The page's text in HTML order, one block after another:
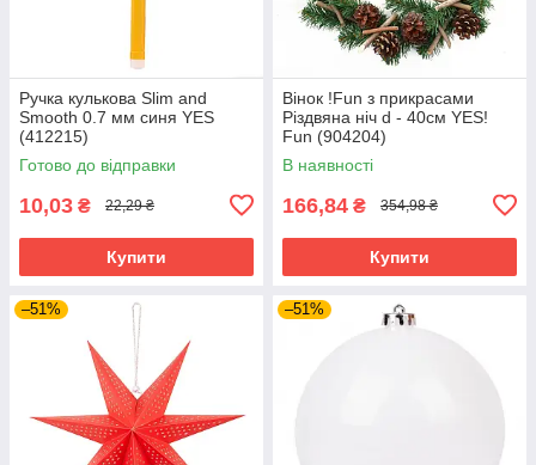
Ручка кулькова Slim and
Smooth 0.7 мм синя YES
(412215)
Готово до відправки
10,03 ₴ 22,29 ₴
Купити
Вінок !Fun з прикрасами
Різдвяна ніч d - 40см YES!
Fun (904204)
В наявності
166,84 ₴ 354,98 ₴
Купити
–51% –51%